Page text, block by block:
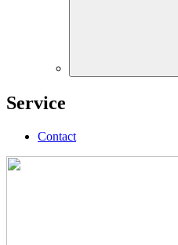
Service
Contact